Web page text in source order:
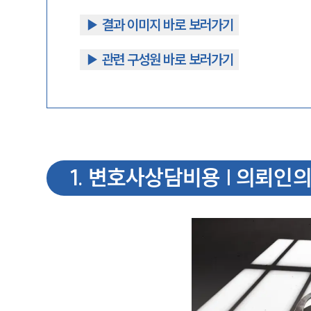
▶︎ 결과 이미지 바로 보러가기
▶︎ 관련 구성원 바로 보러가기
1. 변호사상담비용 | 의뢰인